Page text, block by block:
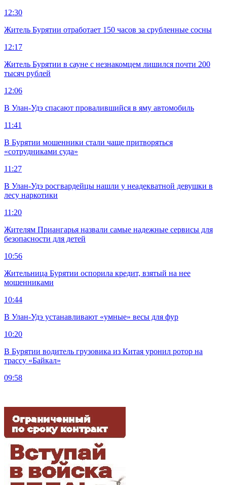
12:30
Житель Бурятии отработает 150 часов за срубленные сосны
12:17
Житель Бурятии в сауне с незнакомцем лишился почти 200
тысяч рублей
12:06
В Улан-Удэ спасают провалившийся в яму автомобиль
11:41
В Бурятии мошенники стали чаще притворяться
«сотрудниками суда»
11:27
В Улан-Удэ росгвардейцы нашли у неадекватной девушки в
лесу наркотики
11:20
Жителям Приангарья назвали самые надежные сервисы для
безопасности для детей
10:56
Жительница Бурятии оспорила кредит, взятый на нее
мошенниками
10:44
В Улан-Удэ устанавливают «умные» весы для фур
10:20
В Бурятии водитель грузовика из Китая уронил ротор на
трассу «Байкал»
09:58